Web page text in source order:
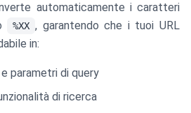
automaticamente i caratteri
%XX , garantendo che i tuoi URL
in:
parametri di query
di ricerca